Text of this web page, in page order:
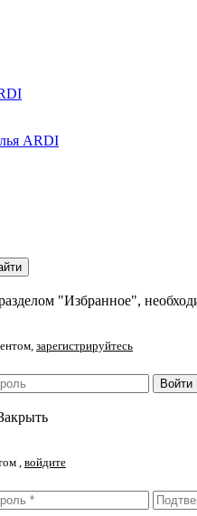
ARDI
"Избранное",
зарегистрируйтесь
Войти
, войдите